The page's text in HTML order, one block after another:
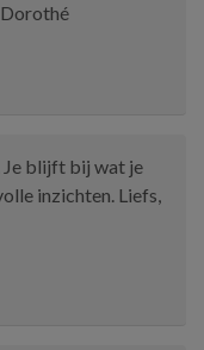
Je blijft bij wat je
inzichten. Liefs,